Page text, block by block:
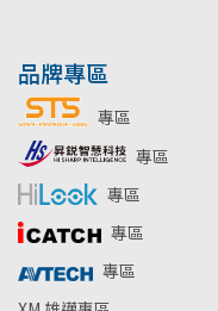
品牌專區
專區
專區
專區
專區
專區